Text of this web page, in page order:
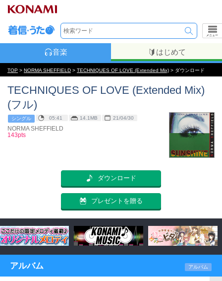
メニュー
音楽 はじめて
TOP > NORMA SHEFFIELD > TECHNIQUES OF LOVE (Extended Mix) > ダウンロード
TECHNIQUES OF LOVE (Extended Mix)
(フル)
シングル 05:41 14.1MB 21/04/30
NORMA SHEFFIELD
143pts
ダウンロード
プレゼントを贈る
アルバム アルバム